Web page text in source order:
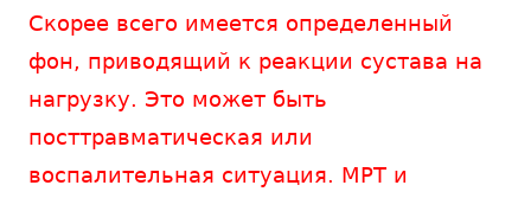
Скорее всего имеется определенный
фон, приводящий к реакции сустава на
нагрузку. Это может быть
посттравматическая или
воспалительная ситуация. МРТ и